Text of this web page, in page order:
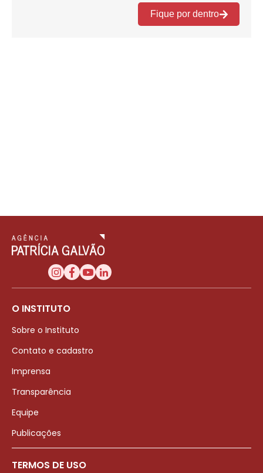
O INSTITUTO
Sobre o Instituto
Contato e cadastro
Imprensa
Transparência
Equipe
Publicações
TERMOS DE USO